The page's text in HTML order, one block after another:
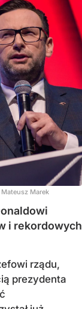
Marek
i rekordowych
rządu,
prezydenta